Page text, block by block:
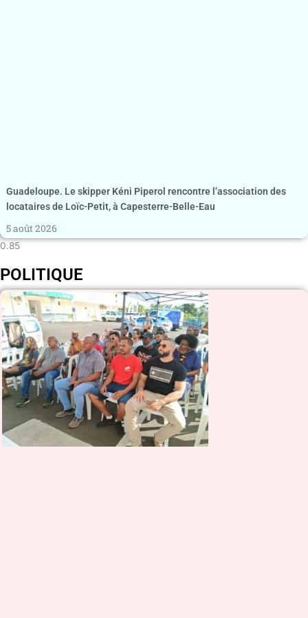
Guadeloupe. Le skipper Kéni Piperol rencontre l’association des
locataires de Loïc-Petit, à Capesterre-Belle-Eau
5 août 2026
POLITIQUE